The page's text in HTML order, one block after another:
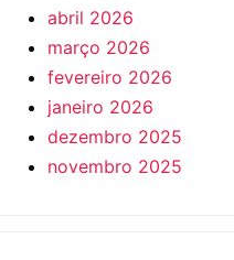
abril 2026
março 2026
fevereiro 2026
janeiro 2026
dezembro 2025
novembro 2025